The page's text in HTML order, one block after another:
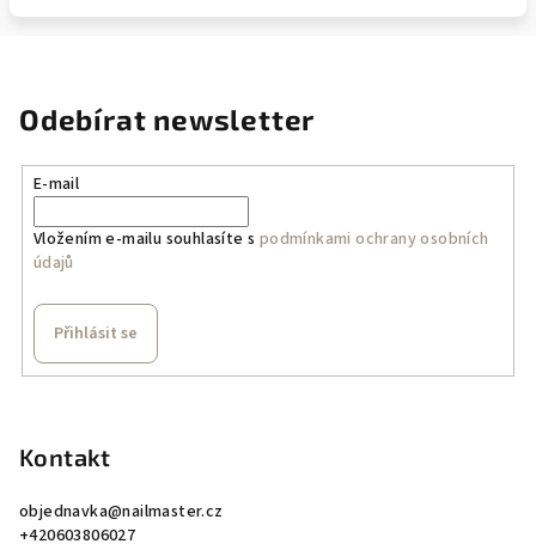
Odebírat newsletter
E-mail
Vložením e-mailu souhlasíte s podmínkami ochrany osobních
údajů
Přihlásit se
Kontakt
objednavka@nailmaster.cz
+420603806027